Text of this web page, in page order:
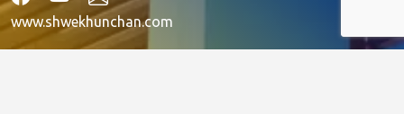
www.shwekhunchan.com